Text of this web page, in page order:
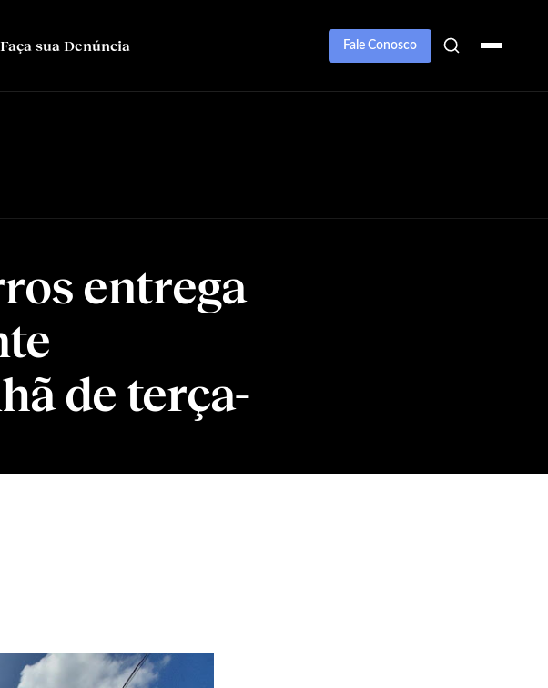
sua Denúncia Fale Conosco
entrega
de terça-